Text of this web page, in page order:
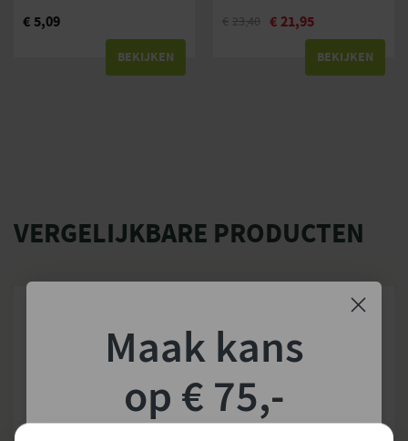
€ 5,09
BEKIJKEN
€ 23,40 €21,95
BEKIJKEN
VERGELIJKBARE PRODUCTEN
Maak kans
op € 75,-